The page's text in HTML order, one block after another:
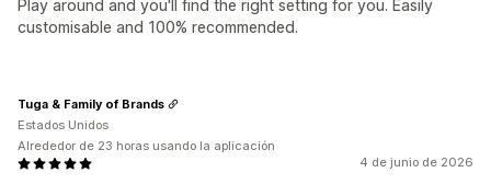
Play around and you'll find the right setting for you. Easily
customisable and 100% recommended.
4 de junio de 2026
Tuga & Family of Brands
Estados Unidos
Alrededor de 23 horas usando la aplicación